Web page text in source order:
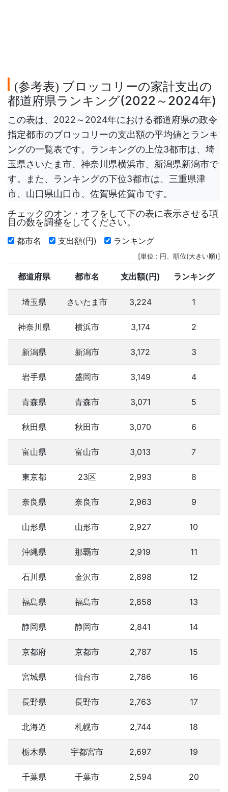
(参考表) ブロッコリーの家計支出の
都道府県ランキング(2022～2024年)
この表は、2022～2024年における都道府県の政令
指定都市のブロッコリーの支出額の平均値とランキ
ングの一覧表です。ランキングの上位3都市は、埼
玉県さいたま市、神奈川県横浜市、新潟県新潟市で
す。また、ランキングの下位3都市は、三重県津
市、山口県山口市、佐賀県佐賀市です。
チェックのオン・オフをして下の表に表示させる項
目の数を調整をしてください。
都市名 支出額(円) ランキング
[単位 : 円、順位(大きい順)]
都道府県 都市名 支出額(円) ランキング
埼玉県 さいたま市 3,224 1
神奈川県 横浜市 3,174 2
新潟県 新潟市 3,172 3
岩手県 盛岡市 3,149 4
青森県 青森市 3,071 5
秋田県 秋田市 3,070 6
富山県 富山市 3,013 7
東京都 23区 2,993 8
奈良県 奈良市 2,963 9
山形県 山形市 2,927 10
沖縄県 那覇市 2,919 11
石川県 金沢市 2,898 12
福島県 福島市 2,858 13
静岡県 静岡市 2,841 14
京都府 京都市 2,787 15
宮城県 仙台市 2,786 16
長野県 長野市 2,763 17
北海道 札幌市 2,744 18
栃木県 宇都宮市 2,697 19
千葉県 千葉市 2,594 20